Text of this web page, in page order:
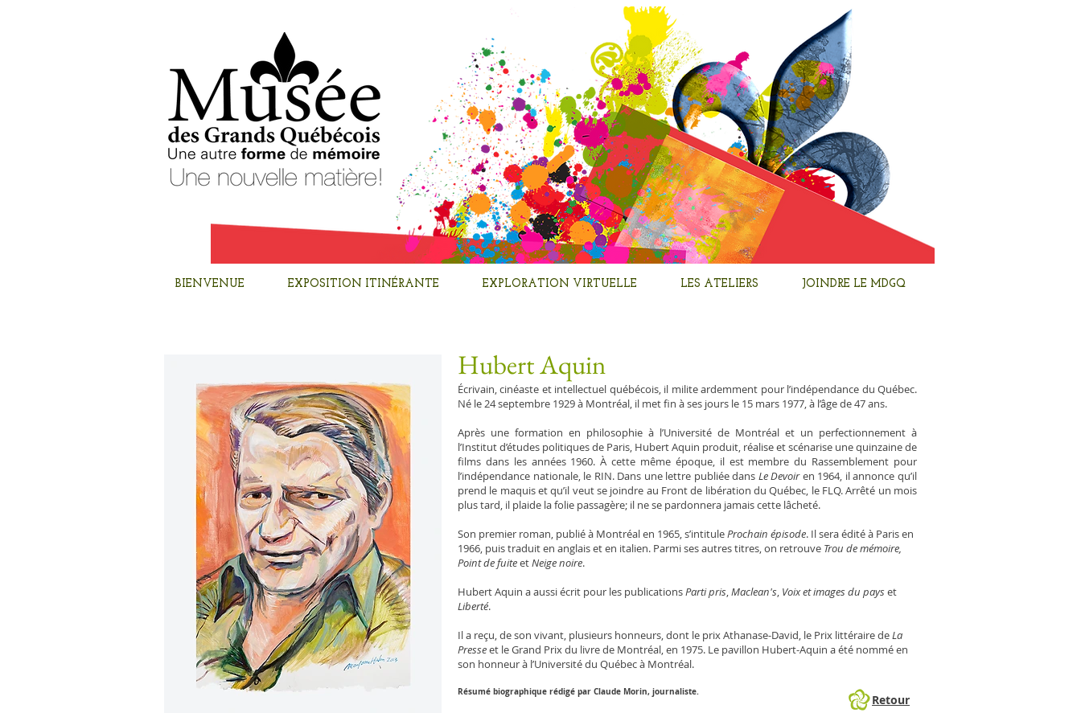
BIENVENUE EXPOSITION ITINÉRANTE EXPLORATION VIRTUELLE LES ATELIERS JOINDRE LE MDGQ
Hubert Aquin
Écrivain, cinéaste et intellectuel québécois, il milite ardemment pour l’indépendance du Québec.
Né le 24 septembre 1929 à Montréal, il met fin à ses jours le 15 mars 1977, à l’âge de 47 ans.
Après une formation en philosophie à l’Université de Montréal et un perfectionnement à
l’Institut d’é­tu­des politiques de Paris, Hubert Aquin produit, réa­lise et scénarise une quinzaine de
films dans les années 1960. À cette même époque, il est membre du Rassemble­ment pour
l’indépendance nationale, le RIN. Dans une lettre publiée dans Le Devoiren 1964, il annonce qu’il
prend le maquis et qu’il veut se joindre au Front de libération du Québec, le FLQ. Arrêté un mois
plus tard, il plaide la folie passagère; il ne se pardonnera jamais cette lâcheté.
Son premier roman, publié à Montréal en 1965, s’intituleProchain épisode. Il sera édité à Paris en
1966, puis traduit en anglais et en italien. Parmi ses autres titres, on retrouve Trou de mémoire,
Point de fuiteetNeige noire.
Hubert Aquin a aussi écrit pour les publicationsParti pris,Maclean's, Voix et images du payset
Liberté.
Il a reçu, de son vivant, plusieurs honneurs, dont le prix Athanase-David, le Prix littéraire deLa
Presseet le Grand Prix du livre de Montréal, en 1975. Le pavillon Hubert-Aquin a été nommé en
son honneur à l’Université du Québec à Montréal.
Résumé biographique rédigé par Claude Morin, journaliste.
Retour